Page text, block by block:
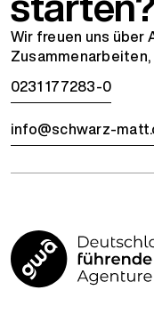
Wir freuen uns über
0231 177283-0
info@schwarz-